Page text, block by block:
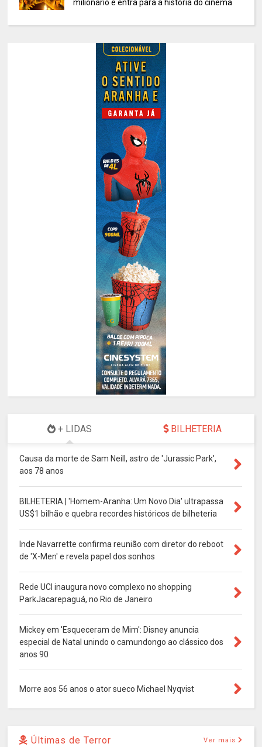
milionário e entra para a história do cinema
+ LIDAS BILHETERIA
Causa da morte de Sam Neill, astro de 'Jurassic Park',
aos 78 anos
BILHETERIA | 'Homem-Aranha: Um Novo Dia' ultrapassa
US$1 bilhão e quebra recordes históricos de bilheteria
Inde Navarrette confirma reunião com diretor do reboot
de 'X-Men' e revela papel dos sonhos
Rede UCI inaugura novo complexo no shopping
ParkJacarepaguá, no Rio de Janeiro
Mickey em 'Esqueceram de Mim': Disney anuncia
especial de Natal unindo o camundongo ao clássico dos
anos 90
Morre aos 56 anos o ator sueco Michael Nyqvist
Últimas de Terror Ver mais